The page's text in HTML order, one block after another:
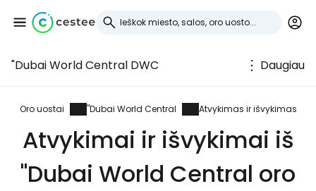
"Dubai World Central DWC Daugiau
Oro uostai "Dubai World Central Atvykimas ir išvykimas
Atvykimai ir išvykimai iš
"Dubai World Central oro
Prisijunkite prie
Cestee
... pasaulinė kelionių bendruomenė